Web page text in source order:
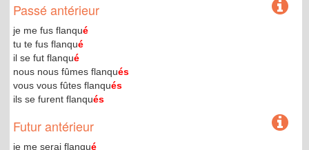
Passé antérieur
je me fus flanqué
tu te fus flanqué
il se fut flanqué
nous nous fûmes flanqués
vous vous fûtes flanqués
ils se furent flanqués
Futur antérieur
je me serai flanqué